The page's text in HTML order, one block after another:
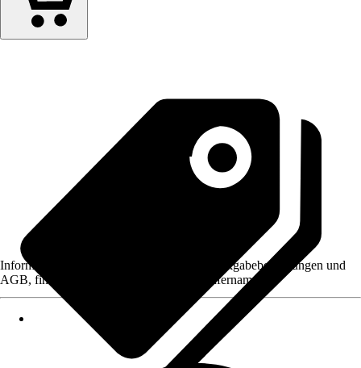
Informationen des Verkäufers, wie z. B. Rückgabebedingungen und
AGB, finden Sie bei Klick auf den Verkäufernamen.